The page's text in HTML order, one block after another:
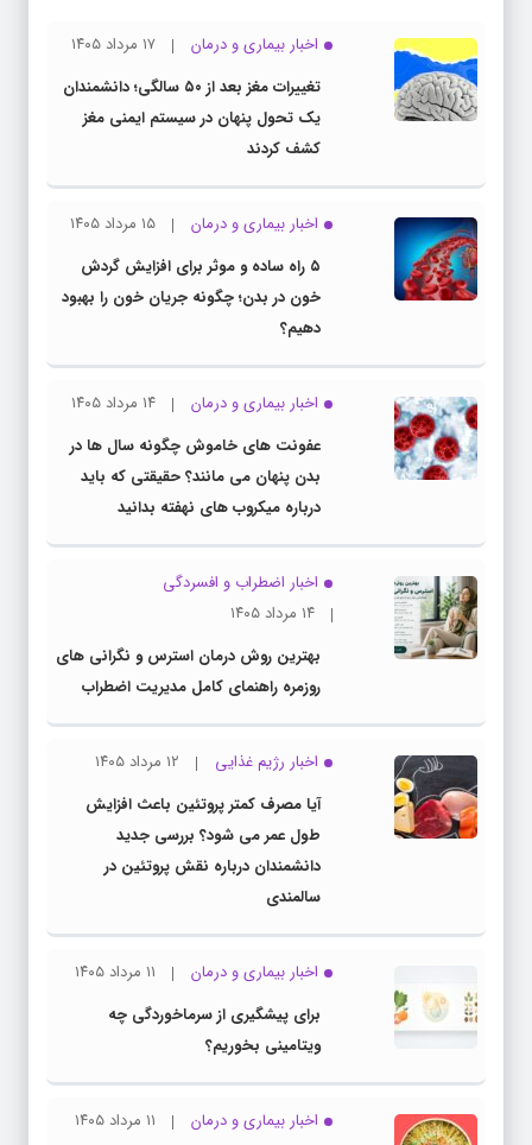
اخبار بیماری و درمان
۱۷ مرداد ۱۴۰۵
تغییرات مغز بعد از ۵۰ سالگی؛ دانشمندان
یک تحول پنهان در سیستم ایمنی مغز
کشف کردند
اخبار بیماری و درمان
۱۵ مرداد ۱۴۰۵
۵ راه ساده و موثر برای افزایش گردش
خون در بدن؛ چگونه جریان خون را بهبود
دهیم؟
اخبار بیماری و درمان
۱۴ مرداد ۱۴۰۵
عفونت های خاموش چگونه سال ها در
بدن پنهان می مانند؟ حقیقتی که باید
درباره میکروب های نهفته بدانید
اخبار اضطراب و افسردگی
۱۴ مرداد ۱۴۰۵
بهترین روش درمان استرس و نگرانی های
روزمره راهنمای کامل مدیریت اضطراب
اخبار رژیم غذایی
۱۲ مرداد ۱۴۰۵
آیا مصرف کمتر پروتئین باعث افزایش
طول عمر می شود؟ بررسی جدید
دانشمندان درباره نقش پروتئین در
سالمندی
اخبار بیماری و درمان
۱۱ مرداد ۱۴۰۵
برای پیشگیری از سرماخوردگی چه
ویتامینی بخوریم؟
اخبار بیماری و درمان
۱۱ مرداد ۱۴۰۵